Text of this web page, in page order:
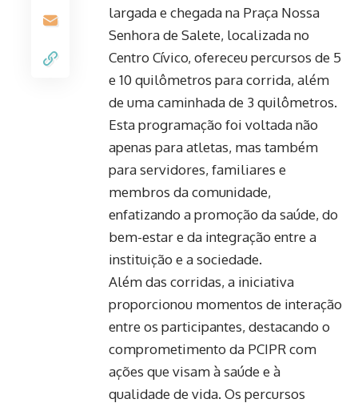
largada e chegada na Praça Nossa
Senhora de Salete, localizada no
Centro Cívico, ofereceu percursos de 5
e 10 quilômetros para corrida, além
de uma caminhada de 3 quilômetros.
Esta programação foi voltada não
apenas para atletas, mas também
para servidores, familiares e
membros da comunidade,
enfatizando a promoção da saúde, do
bem-estar e da integração entre a
instituição e a sociedade.
Além das corridas, a iniciativa
proporcionou momentos de interação
entre os participantes, destacando o
comprometimento da PCIPR com
ações que visam à saúde e à
qualidade de vida. Os percursos